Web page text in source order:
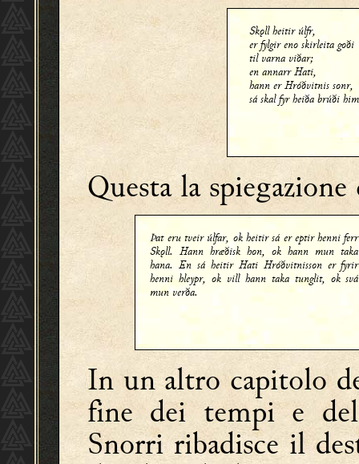
Skǫll heitir úlfr,
er fylgir eno skirleita goði
til varna viðar;
en annarr Hati,
hann er Hróðvitnis sonr,
sá skal fyr heiða brúði
Questa la
Þat eru tveir úlfar, ok heitir sá er eptir henni ferr
Skǫll. Hann hræðisk hon, ok hann mun taka
hana. En sá heitir Hati Hróðvitnisson er fyrir
henni hleypr, ok vill hann taka tunglit, ok svá
mun verða.
In un altro capitolo
fine dei tempi e
Snorri ribadisce il